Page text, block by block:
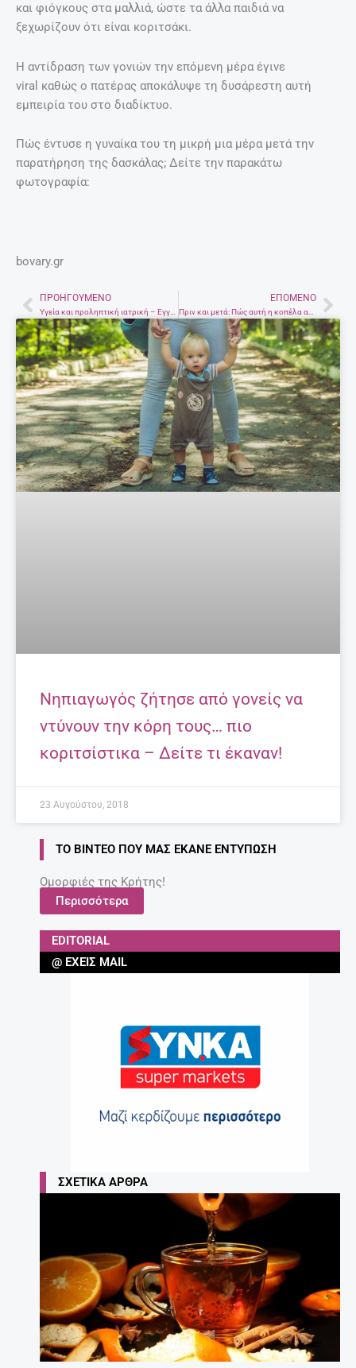
και φιόγκους στα μαλλιά, ώστε τα άλλα παιδιά να
ξεχωρίζουν ότι είναι κοριτσάκι.
Η αντίδραση των γονιών την επόμενη μέρα έγινε
viral καθώς ο πατέρας αποκάλυψε τη δυσάρεστη αυτή
εμπειρία του στο διαδίκτυο.
Πώς έντυσε η γυναίκα του τη μικρή μια μέρα μετά την
παρατήρηση της δασκάλας; Δείτε την παρακάτω
φωτογραφία:
bovary.gr
PrevΠΡΟΗΓΟΎΜΕΝΟ ΕΠΌΜΕΝΟ
Νηπιαγωγός ζήτησε από γονείς να
ντύνουν την κόρη τους… πιο
κοριτσίστικα – Δείτε τι έκαναν!
23 Αυγούστου, 2018
ΤΟ ΒΊΝΤΕΟ ΠΟΥ ΜΑΣ ΈΚΑΝΕ ΕΝΤΎΠΩΣΗ
Ομορφιές της Κρήτης!
Περισσότερα
EDITORIAL
@ ΈΧΕΙΣ MAIL
ΣΧΕΤΙΚΆ ΆΡΘΡΑ